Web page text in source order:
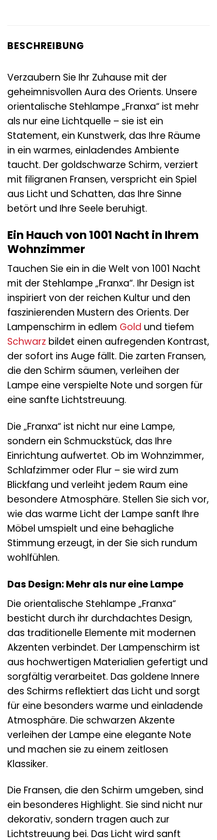
BESCHREIBUNG
Verzaubern Sie Ihr Zuhause mit der
geheimnisvollen Aura des Orients. Unsere
orientalische Stehlampe „Franxa“ ist mehr
als nur eine Lichtquelle – sie ist ein
Statement, ein Kunstwerk, das Ihre Räume
in ein warmes, einladendes Ambiente
taucht. Der goldschwarze Schirm, verziert
mit filigranen Fransen, verspricht ein Spiel
aus Licht und Schatten, das Ihre Sinne
betört und Ihre Seele beruhigt.
Ein Hauch von 1001 Nacht in Ihrem
Wohnzimmer
Tauchen Sie ein in die Welt von 1001 Nacht
mit der Stehlampe „Franxa“. Ihr Design ist
inspiriert von der reichen Kultur und den
faszinierenden Mustern des Orients. Der
Lampenschirm in edlem Gold und tiefem
Schwarz bildet einen aufregenden Kontrast,
der sofort ins Auge fällt. Die zarten Fransen,
die den Schirm säumen, verleihen der
Lampe eine verspielte Note und sorgen für
eine sanfte Lichtstreuung.
Die „Franxa“ ist nicht nur eine Lampe,
sondern ein Schmuckstück, das Ihre
Einrichtung aufwertet. Ob im Wohnzimmer,
Schlafzimmer oder Flur – sie wird zum
Blickfang und verleiht jedem Raum eine
besondere Atmosphäre. Stellen Sie sich vor,
wie das warme Licht der Lampe sanft Ihre
Möbel umspielt und eine behagliche
Stimmung erzeugt, in der Sie sich rundum
wohlfühlen.
Das Design: Mehr als nur eine Lampe
Die orientalische Stehlampe „Franxa“
besticht durch ihr durchdachtes Design,
das traditionelle Elemente mit modernen
Akzenten verbindet. Der Lampenschirm ist
aus hochwertigen Materialien gefertigt und
sorgfältig verarbeitet. Das goldene Innere
des Schirms reflektiert das Licht und sorgt
für eine besonders warme und einladende
Atmosphäre. Die schwarzen Akzente
verleihen der Lampe eine elegante Note
und machen sie zu einem zeitlosen
Klassiker.
Die Fransen, die den Schirm umgeben, sind
ein besonderes Highlight. Sie sind nicht nur
dekorativ, sondern tragen auch zur
Lichtstreuung bei. Das Licht wird sanft